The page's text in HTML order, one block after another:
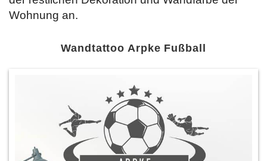
Wohnung an.
Wandtattoo Arpke Fußball